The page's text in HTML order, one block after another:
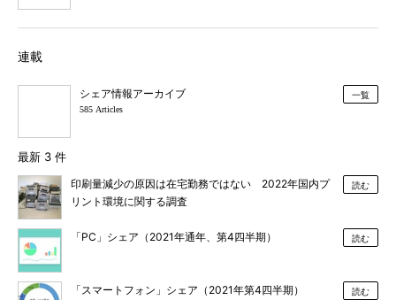
連載
シェア情報アーカイブ
585 Articles
一覧
最新 3 件
印刷量減少の原因は在宅勤務ではない 2022年国内プ
リント環境に関する調査
読む
「PC」シェア（2021年通年、第4四半期） 読む
「スマートフォン」シェア（2021年第4四半期） 読む